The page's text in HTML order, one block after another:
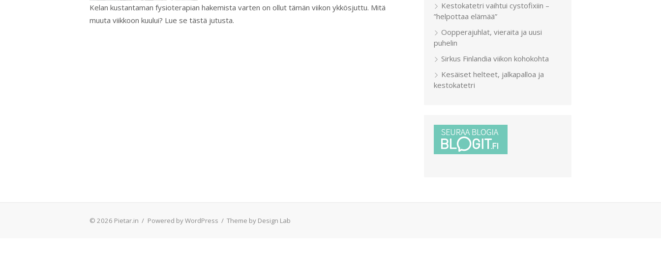
Kelan kustantaman fysioterapian hakemista varten on ollut tämän viikon ykkösjuttu. Mitä
muuta viikkoon kuului? Lue se tästä jutusta.
Kestokatetri vaihtui cystofixiin –
”helpottaa elämää”
Oopperajuhlat, vieraita ja uusi
puhelin
Sirkus Finlandia viikon kohokohta
Kesäiset helteet, jalkapalloa ja
kestokatetri
© 2026 Pietar.in / Powered by WordPress / Theme by Design Lab